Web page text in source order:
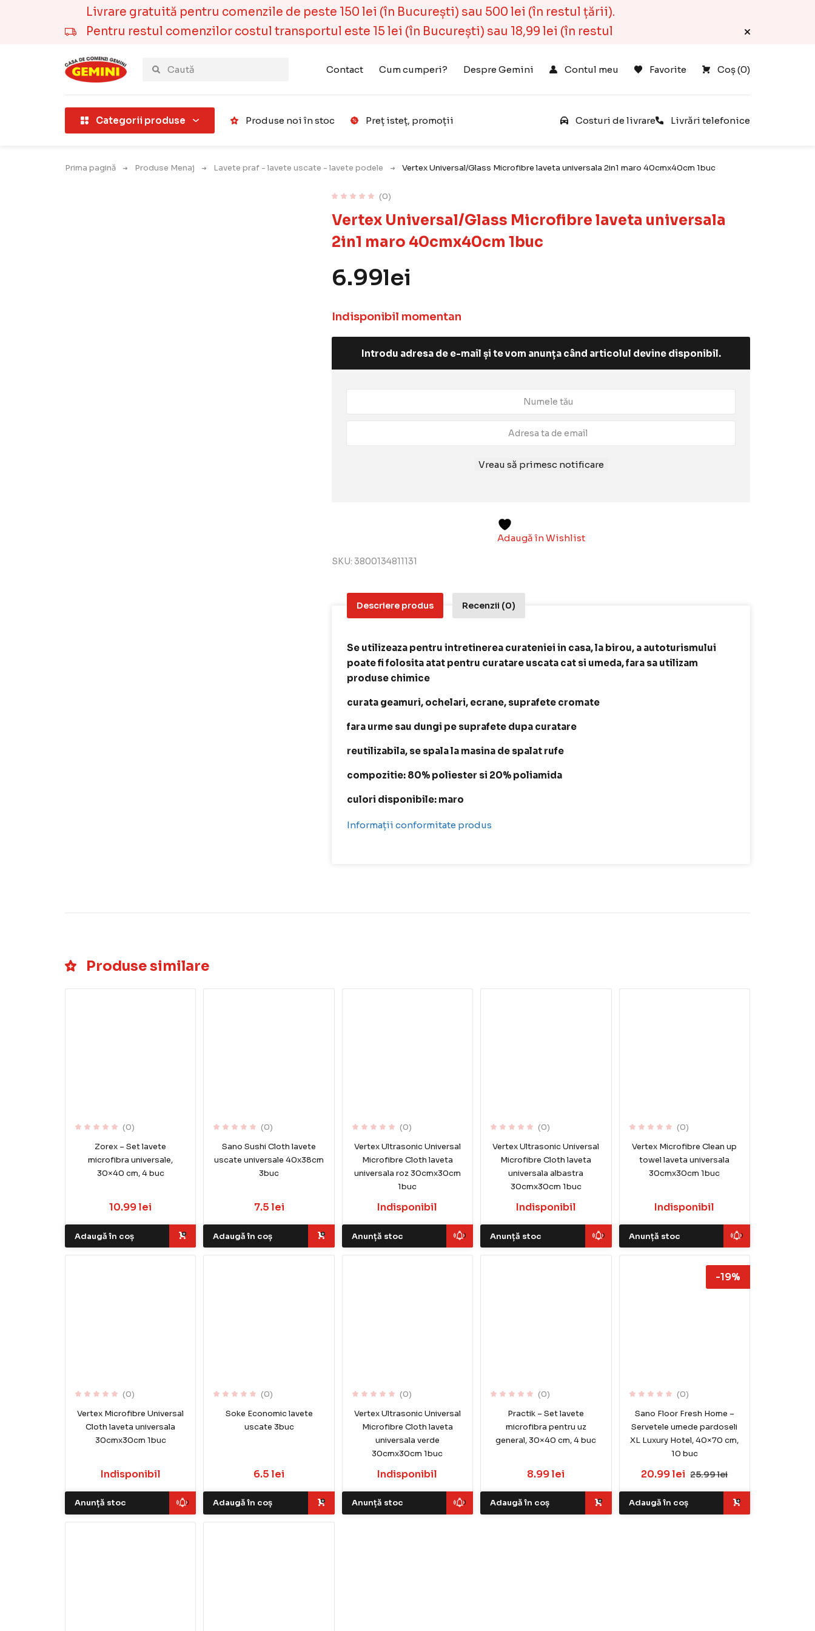
Livrare gratuită pentru comenzile de peste 150 lei (în București) sau 500 lei (în restul țării).
Pentru restul comenzilor costul transportul este 15 lei (în București) sau 18,99 lei (în restul
Contact Cum cumperi? Despre Gemini Contul meu Coș (0)
Favorite
Categorii produse Produse noi în stoc Preț isteț, promoții Costuri de livrare Livrări telefonice
Prima pagină Produse Menaj Lavete praf - lavete uscate - lavete podele Vertex Universal/Glass Microfibre laveta universala 2in1 maro 40cmx40cm 1buc
(0)
Vertex Universal/Glass Microfibre laveta universala
2in1 maro 40cmx40cm 1buc
6.99lei
Indisponibil momentan
Introdu adresa de e-mail și te vom anunța când articolul devine disponibil.
Vreau să primesc notificare
Adaugă în Wishlist
SKU: 3800134811131
Descriere produs Recenzii (0)
Se utilizeaza pentru intretinerea curateniei in casa, la birou, a autoturismului
poate fi folosita atat pentru curatare uscata cat si umeda, fara sa utilizam
produse chimice
curata geamuri, ochelari, ecrane, suprafete cromate
fara urme sau dungi pe suprafete dupa curatare
reutilizabila, se spala la masina de spalat rufe
compozitie: 80% poliester si 20% poliamida
culori disponibile: maro
Informații conformitate produs
Produse similare
(0)
Zorex – Set lavete
microfibra universale,
30×40 cm, 4 buc
10.99 lei
Adaugă în coș
(0)
Sano Sushi Cloth lavete
uscate universale 40x38cm
3buc
7.5 lei
Adaugă în coș
(0)
Vertex Ultrasonic Universal
Microfibre Cloth laveta
universala roz 30cmx30cm
1buc
Indisponibil
Anunță stoc
(0)
Vertex Ultrasonic Universal
Microfibre Cloth laveta
universala albastra
30cmx30cm 1buc
Indisponibil
Anunță stoc
(0)
Vertex Microfibre Clean up
towel laveta universala
30cmx30cm 1buc
Indisponibil
Anunță stoc
(0)
Vertex Microfibre Universal
Cloth laveta universala
30cmx30cm 1buc
Indisponibil
Anunță stoc
(0)
Soke Economic lavete
uscate 3buc
6.5 lei
Adaugă în coș
(0)
Vertex Ultrasonic Universal
Microfibre Cloth laveta
universala verde
30cmx30cm 1buc
Indisponibil
Anunță stoc
(0)
Practik – Set lavete
microfibra pentru uz
general, 30×40 cm, 4 buc
8.99 lei
Adaugă în coș
(0)
Sano Floor Fresh Home –
Servetele umede pardoseli
XL Luxury Hotel, 40×70 cm,
10 buc
20.99 lei 25.99 lei
-19%
Adaugă în coș